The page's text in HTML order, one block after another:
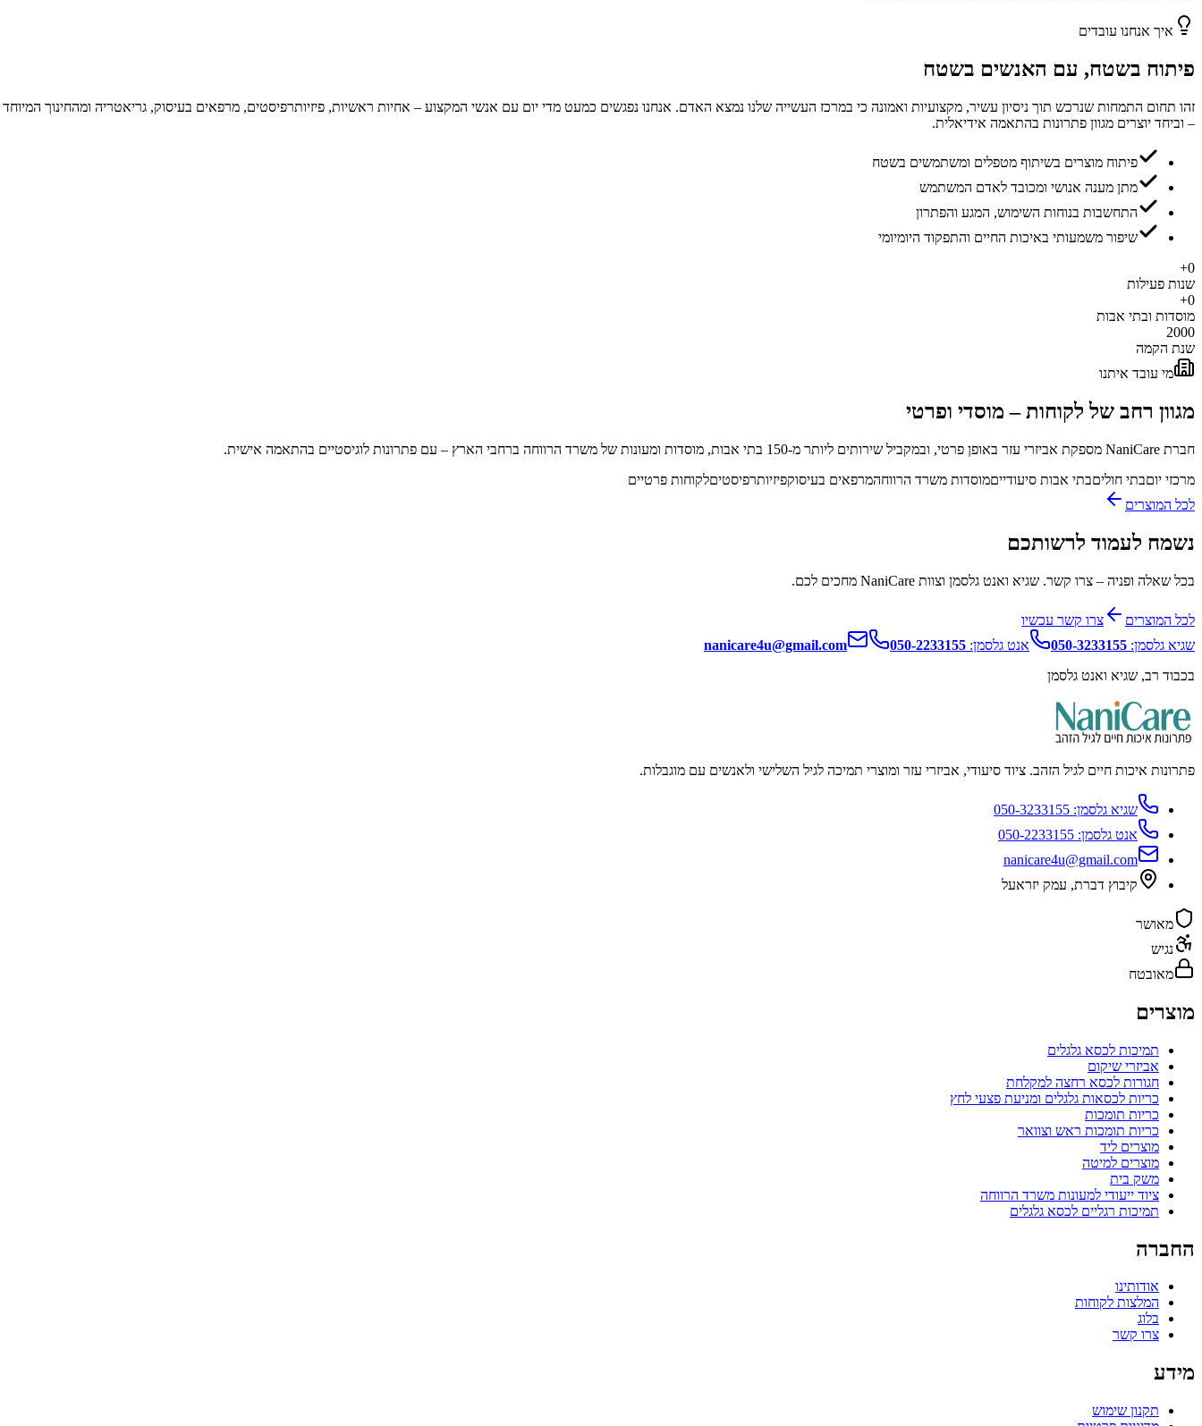
איך אנחנו עובדים
פיתוח בשטח, עם האנשים בשטח
זהו תחום התמחות שנרכש תוך ניסיון עשיר, מקצועיות ואמונה כי במרכז העשייה שלנו נמצא האדם. אנחנו נפגשים כמעט מדי יום עם אנשי המקצוע – אחיות ראשיות, פיזיותרפיסטים, מרפאים בעיסוק, גריאטריה ומהחינוך המיוחד
– וביחד יוצרים מגוון פתרונות בהתאמה אידיאלית.
פיתוח מוצרים בשיתוף מטפלים ומשתמשים בשטח
מתן מענה אנושי ומכובד לאדם המשתמש
התחשבות בנוחות השימוש, המגע והפתרון
שיפור משמעותי באיכות החיים והתפקוד היומיומי
0
+
שנות פעילות
0
+
מוסדות ובתי אבות
2000
שנת הקמה
מי עובד איתנו
מגוון רחב של לקוחות – מוסדי ופרטי
חברת NaniCare מספקת אביזרי עזר באופן פרטי, ובמקביל שירותים ליותר מ-150 בתי אבות, מוסדות ומעונות של משרד הרווחה ברחבי הארץ – עם פתרונות לוגיסטיים בהתאמה אישית.
מרכזי יוםבתי חוליםבתי אבות סיעודייםמוסדות משרד הרווחהמרפאים בעיסוקפיזיותרפיסטיםלקוחות פרטיים
לכל המוצרים
נשמח לעמוד לרשותכם
בכל שאלה ופניה – צרו קשר. שגיא ואנט גלסמן וצוות NaniCare מחכים לכם.
לכל המוצרים
צרו קשר עכשיו
שגיא גלסמן: 050-3233155 אנט גלסמן: 050-2233155
nanicare4u@gmail.com
בכבוד רב, שגיא ואנט גלסמן
פתרונות איכות חיים לגיל הזהב. ציוד סיעודי, אביזרי עזר ומוצרי תמיכה לגיל השלישי ולאנשים עם מוגבלות.
שגיא גלסמן: 050-3233155
אנט גלסמן: 050-2233155
nanicare4u@gmail.com
קיבוץ דברת, עמק יזראעל
מאושר
נגיש
מאובטח
מוצרים
תמיכות לכסא גלגלים
אביזרי שיקום
חגורות לכסא רחצה למקלחת
כריות לכסאות גלגלים ומניעת פצעי לחץ
כריות תומכות
כריות תומכות ראש וצוואר
מוצרים ליד
מוצרים למיטה
משק בית
ציוד ייעודי למעונות משרד הרווחה
תמיכות רגליים לכסא גלגלים
החברה
אודותינו
המלצות לקוחות
בלוג
צרו קשר
מידע
תקנון שימוש